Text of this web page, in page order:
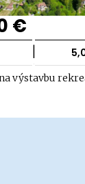
€
|
výstavbu